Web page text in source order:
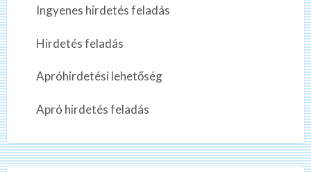
Ingyenes hirdetés feladás
Hirdetés feladás
Apróhirdetési lehetőség
Apró hirdetés feladás